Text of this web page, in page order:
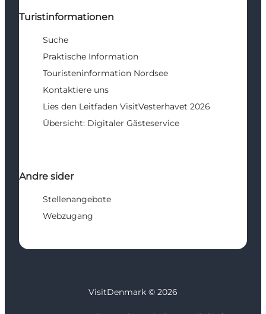
Turistinformationen
Suche
Praktische Information
Touristeninformation Nordsee
Kontaktiere uns
Lies den Leitfaden VisitVesterhavet 2026
Übersicht: Digitaler Gästeservice
Andre sider
Stellenangebote
Webzugang
VisitDenmark © 2026